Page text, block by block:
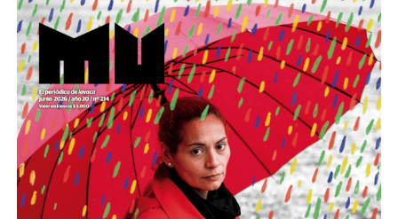
Este número 215 de MU ☝️viene con doble tapa, que
podría ser una frase:
Sin chamuyo, a remarla.
Descargar la Mu en PDF